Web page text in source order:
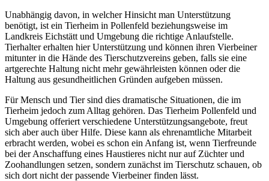
Unabhängig davon, in welcher Hinsicht man Unterstützung
benötigt, ist ein Tierheim in Pollenfeld beziehungsweise im
Landkreis Eichstätt und Umgebung die richtige Anlaufstelle.
Tierhalter erhalten hier Unterstützung und können ihren Vierbeiner
mitunter in die Hände des Tierschutzvereins geben, falls sie eine
artgerechte Haltung nicht mehr gewährleisten können oder die
Haltung aus gesundheitlichen Gründen aufgeben müssen.
Für Mensch und Tier sind dies dramatische Situationen, die im
Tierheim jedoch zum Alltag gehören. Das Tierheim Pollenfeld und
Umgebung offeriert verschiedene Unterstützungsangebote, freut
sich aber auch über Hilfe. Diese kann als ehrenamtliche Mitarbeit
erbracht werden, wobei es schon ein Anfang ist, wenn Tierfreunde
bei der Anschaffung eines Haustieres nicht nur auf Züchter und
Zoohandlungen setzen, sondern zunächst im Tierschutz schauen, ob
sich dort nicht der passende Vierbeiner finden lässt.